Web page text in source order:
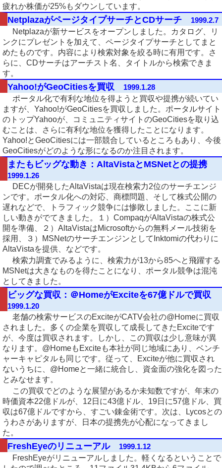
疲れか株価が25%もダウンしています。
NetplazaがページタイプサーチとCDサーチ
1999.2.7
Netplazaが新サービスをオープンしました。カタログ、リ
ンクにプレゼントを加えて、ページタイプサーチとしてまと
めたものです。内容により検索対象を絞る時に有用です。さ
らに、CDサーチはアーチスト名、タイトルから検索できま
す。
Yahoo!がGeoCitiesを買収
1999.1.28
ポータル化で有利な地位を得ようと買収や提携が続いてい
ますが、Yahoo!がGeoCitiesを買収しました。ポータルサイト
のトップYahooが、コミュニティサイトのGeoCitiesを取り込
むことは、さらに有利な地位を獲得したことになります。
Yahoo!とGeoCitiesには一部競合しているところもあり、今後
GeoCitiesがどのような形になるのか注目されます。
またもビッグな動き：AltaVistaとMSNetとの提携
1999.1.26
DECが開発したAltaVistaは現在検索力2位のサーチエンジ
ンです。ポータル化への対応、商標問題、そして株式公開の
遅れなどで、トラフィック競争には惨敗しました。ここに新
しい動きがでてきました。１）CompaqがAltaVistaの株式公
開を準備、２）AltaVistaはMicrosoftからの無料メール技術を
採用、３）MSNetのサーチエンジンとしてInktomiの代わりに
AltaVistaを提供、などです。
検索力調査でみるように、検索力が13から85へと飛躍する
MSNetは大きなものを得たことになり、ポータル競争は混沌
としてきました。
ビッグな買収：＠HomeがExciteを67億ドルで買収
1999.1.20
老舗の検索サービスのExciteがCATV会社の@Homeに買収
されました。多くの企業を買収して成長してきたExciteです
が、今度は買収されます。しかし、この買収は少し意味が異
なります。@HomeもExciteも本社が同じ地域にあり、ベンチ
ャーキャピタルも同じです。従って、Exciteが他に買収され
ないうちに、@Homeと一緒に統合し、資金面の強化を図った
とみなせます。
この買収でどのような展望があるか未知数ですが、年末の
時価資本22億ドルが、12日に43億ドル、19日に57億ドル、買
収は67億ドルですから、すごい錬金術です。次は、Lycosとの
うわさがありますが、日本の提携先が心配になってきまし
た。
FreshEyeのリニューアル
1999.1.12
FreshEyeがリニューアルしました。軽くなるということで